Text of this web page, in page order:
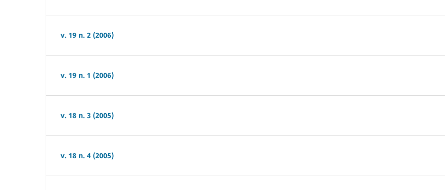
v. 19 n. 2 (2006)
v. 19 n. 1 (2006)
v. 18 n. 3 (2005)
v. 18 n. 4 (2005)